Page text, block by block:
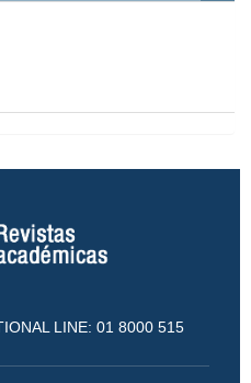
LINE: 01 8000 515